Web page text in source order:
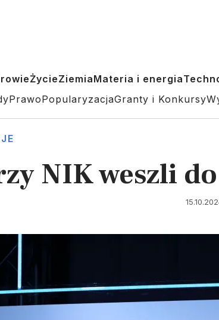
ŻycieZiemiaMateria i energia
PrawoPopularyzacjaGranty i Konkursy
NIK weszli